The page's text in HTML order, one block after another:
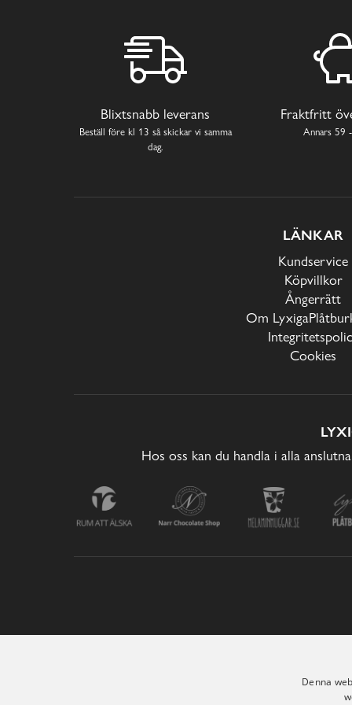
Blixtsnabb leverans
Beställ före kl 13 så skickar vi samma
dag.
Fraktfritt
Annars 59
LÄNKAR
Kundservice
Köpvillkor
Ångerrätt
Om
Cookies
Hos oss kan du handla i alla
Denna